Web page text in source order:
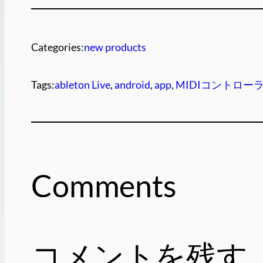
Categories:new products
Tags:ableton Live, android, app, MIDIコントロー
Comments
コメントを残す